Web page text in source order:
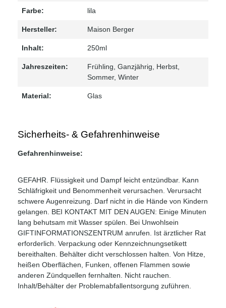
Farbe: lila
Hersteller: Maison Berger
Inhalt: 250ml
Jahreszeiten: Frühling , Ganzjährig , Herbst
Sommer, Winter
Material: Glas
Sicherheits- & Gefahrenhinweise
Gefahrenhinweise:
GEFAHR. Flüssigkeit und Dampf leicht entzündbar. Kann
Schläfrigkeit und Benommenheit verursachen. Verursacht
schwere Augenreizung. Darf nicht in die Hände von Kindern
gelangen. BEI KONTAKT MIT DEN AUGEN: Einige Minuten
lang behutsam mit Wasser spülen. Bei Unwohlsein
GIFTINFORMATIONSZENTRUM anrufen. Ist ärztlicher Rat
erforderlich. Verpackung oder Kennzeichnungsetikett
bereithalten. Behälter dicht verschlossen halten. Von Hitze,
heißen Oberflächen, Funken, offenen Flammen sowie
anderen Zündquellen fernhalten. Nicht rauchen.
Inhalt/Behälter der Problemabfallentsorgung zuführen.